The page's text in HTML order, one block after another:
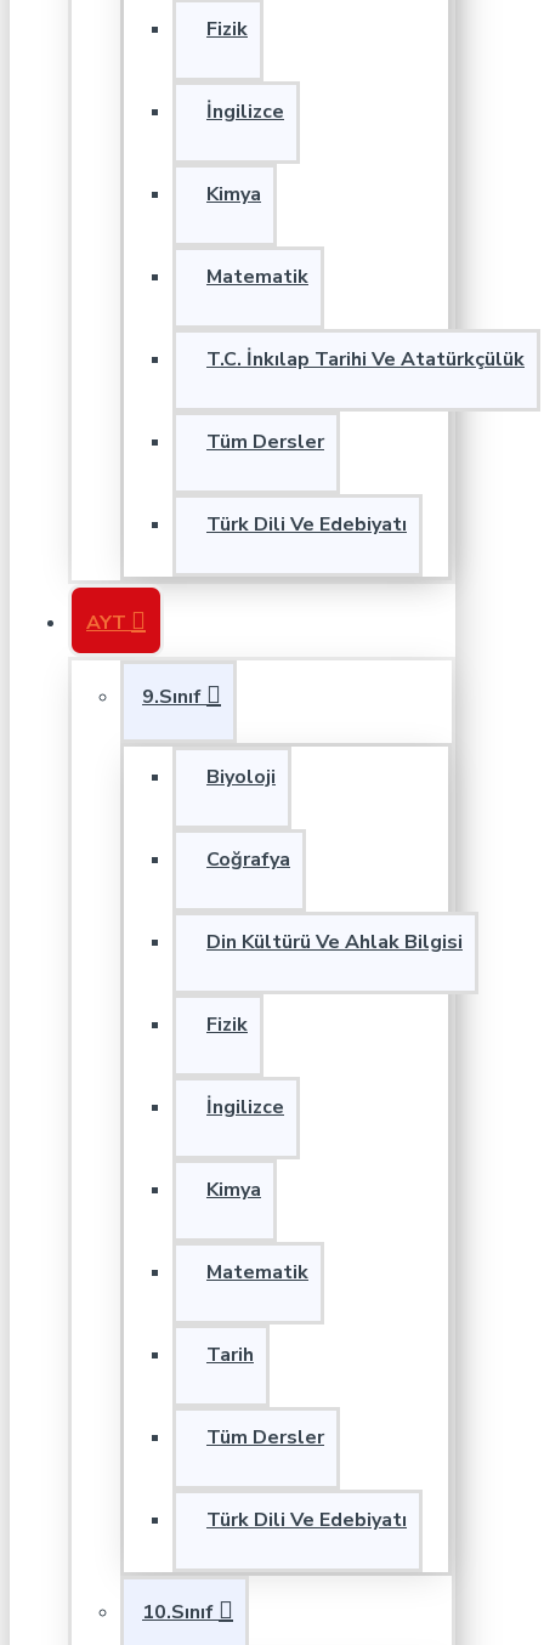
Fizik
İngilizce
Kimya
Matematik
T.C. İnkılap Tarihi Ve Atatürkçülük
Tüm Dersler
Türk Dili Ve Edebiyatı
AYT
9.Sınıf
Biyoloji
Coğrafya
Din Kültürü Ve Ahlak Bilgisi
Fizik
İngilizce
Kimya
Matematik
Tarih
Tüm Dersler
Türk Dili Ve Edebiyatı
10.Sınıf